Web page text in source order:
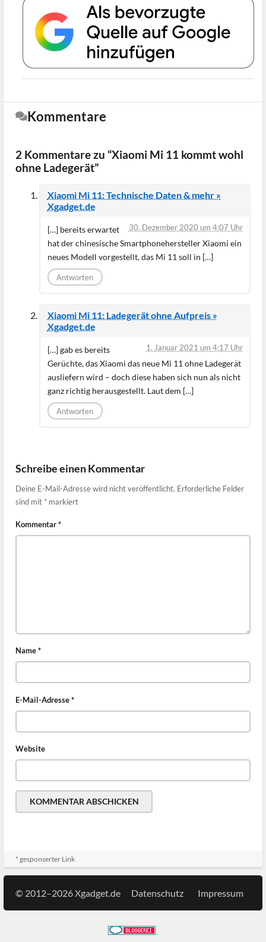
Kommentare
2 Kommentare zu “Xiaomi Mi 11 kommt wohl
ohne Ladegerät”
Xiaomi Mi 11: Technische Daten & mehr »
Xgadget.de
30. Dezember 2020 um 4:07 Uhr
[…] bereits erwartet
hat der chinesische Smartphonehersteller Xiaomi ein
neues Modell vorgestellt, das Mi 11 soll in […]
Antworten
Xiaomi Mi 11: Ladegerät ohne Aufpreis »
Xgadget.de
1. Januar 2021 um 4:17 Uhr
[…] gab es bereits
Gerüchte, das Xiaomi das neue Mi 11 ohne Ladegerät
ausliefern wird – doch diese haben sich nun als nicht
ganz richtig herausgestellt. Laut dem […]
Antworten
Schreibe einen Kommentar
Deine E-Mail-Adresse wird nicht veröffentlicht. Erforderliche Felder
sind mit * markiert
Kommentar*
Name*
E-Mail-Adresse*
Website
* gesponserter Link
© 2012–2026 Xgadget.de Datenschutz Impressum